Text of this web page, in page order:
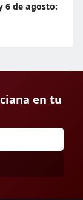
6 de agosto:
en tu